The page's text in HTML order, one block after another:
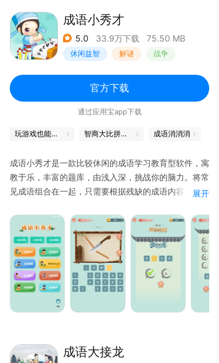
勇敢的小船员，快快启程前来探险~
【其他亮点】
萌萌竞速：金秋拾麦穗，闯关争排名！收集的麦穗越
冠军赛：每日第一可得好礼，同赛季内获得三次冠军的
小船员可得惊喜大奖！
全新关卡：加更至30关，请各位小船员享受消除的爽
成语小秀才
5.0 33.9万下载 75.50 MB
休闲益智 解谜 战争
文字游戏
官方下载
通过应用宝app下载
玩游戏也能学到知识，轻松掌握知识点 智商大比拼，益智问答游戏等你挑战 成语消消消
成语小秀才是一款比较休闲的成语学习教育型软件，寓
教于乐，丰富的题库，由浅入深，挑战你的脑力。将常
见成语组合在一起，只需要根据残缺的成语内容，补充
出处的介绍，轻松丰富你的成语知识，真正做到趣味盎
然，寓教于乐，让童鞋们在玩中学，更在学中玩！
成语小秀才帮您收集了3w多个成语和数十万首古诗
词，每个成语和没首古诗均有详细的解释和出处的介
绍，轻松丰富你的文学知识。另外还成语字典、汉语字
典、古诗词典，可以查询成语、汉字、组词、详解、古
展开
成语大接龙